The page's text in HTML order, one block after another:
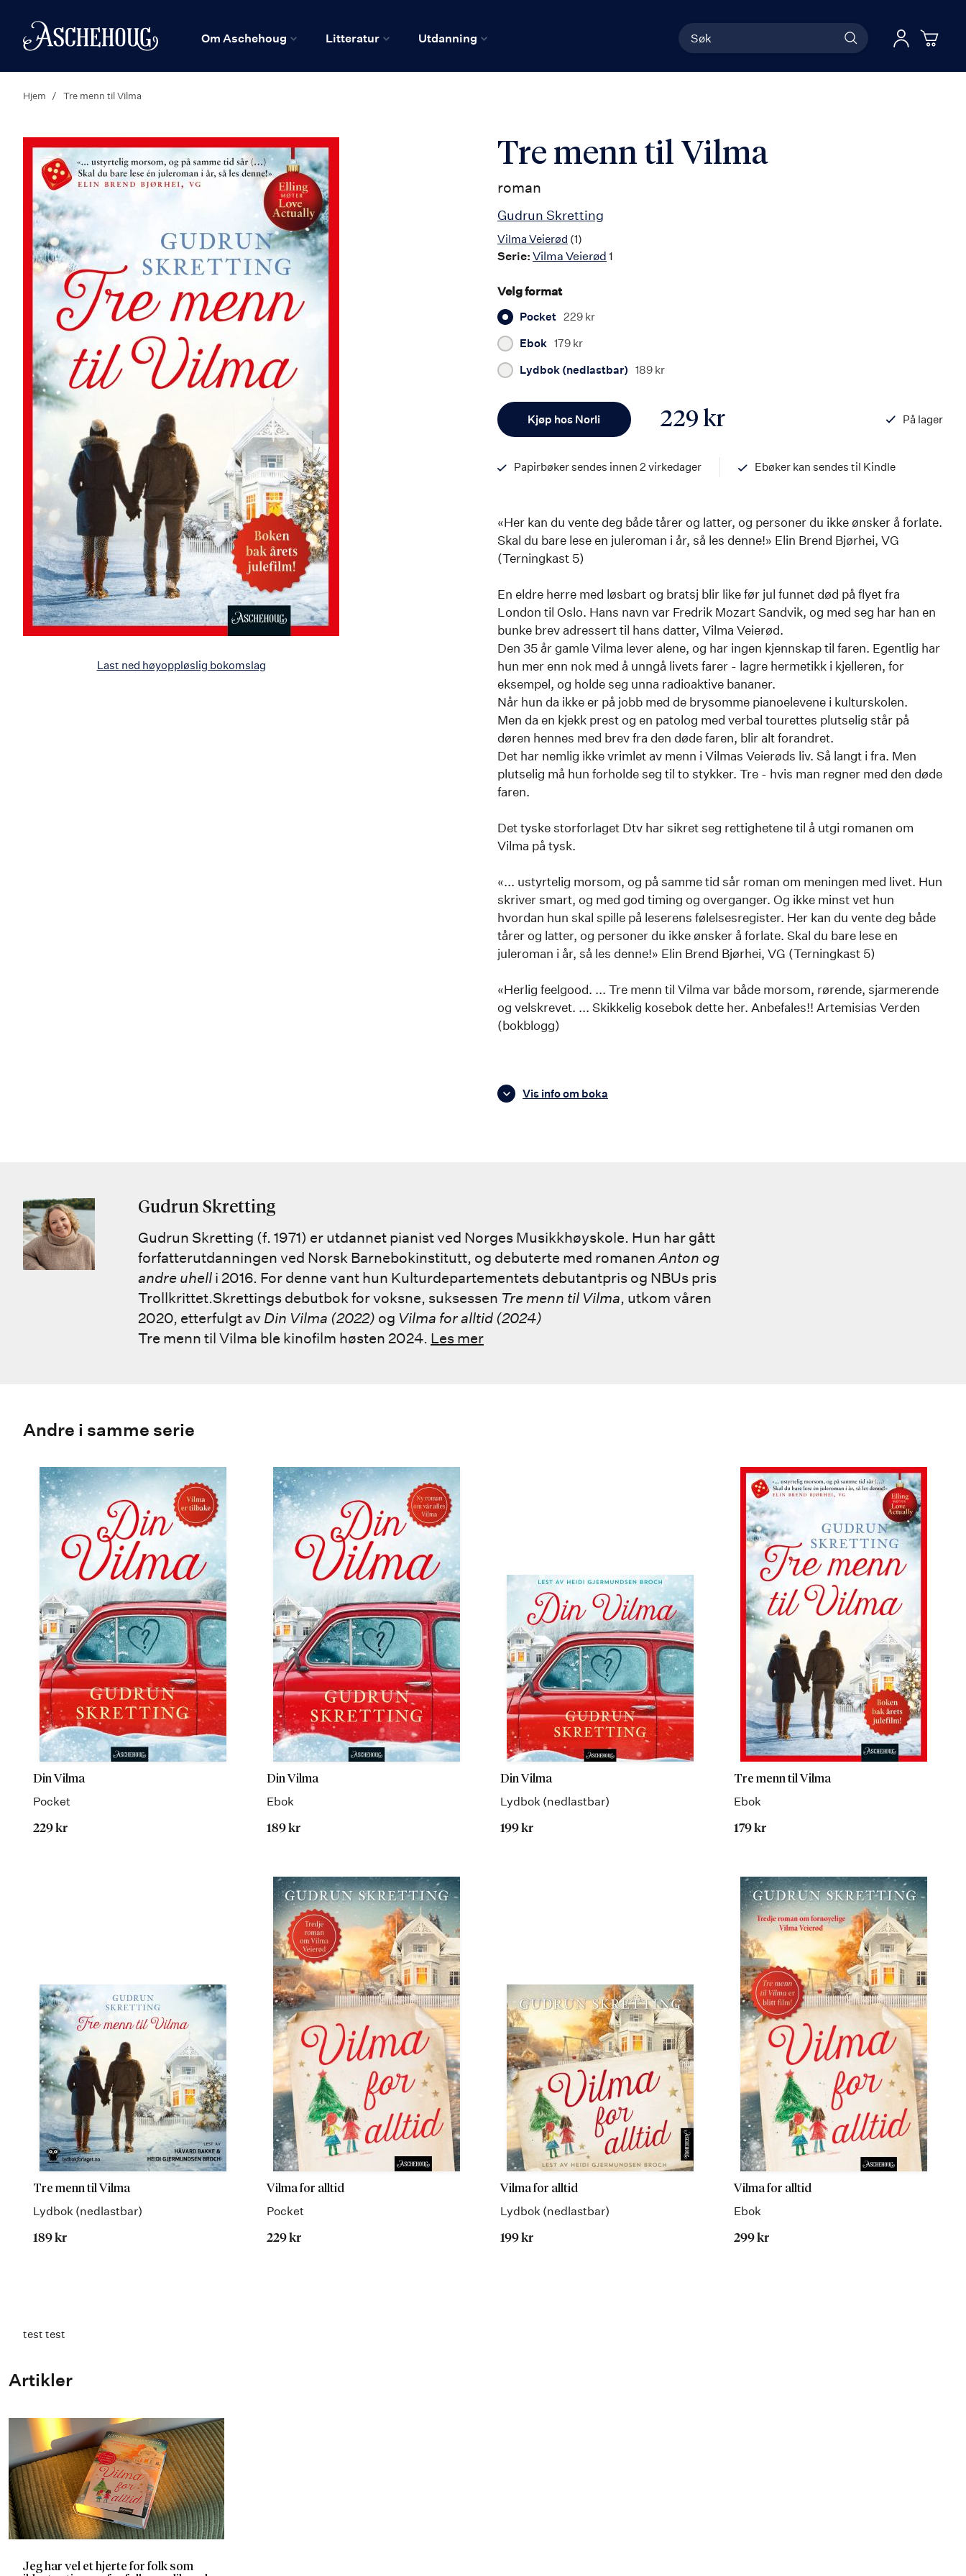
Hjem
Om Aschehoug Litteratur Utdanning
Søk Logg
Hjem Tre menn til Vilma
Last ned høyoppløslig bokomslag
Tre menn til Vilma
roman
Gudrun Skretting
Vilma Veierød (1)
Serie: Vilma Veierød 1
Velg format
Pocket 229 kr
Ebok 179 kr
Lydbok (nedlastbar) 189 kr
Kjøp hos Norli 229 kr
På lager
Papirbøker sendes innen 2 virkedager
Ebøker kan sendes til Kindle
«Her kan du vente deg både tårer og latter, og personer du ikke ønsker å forlate.
Skal du bare lese en juleroman i år, så les denne!» Elin Brend Bjørhei, VG
(Terningkast 5)
En eldre herre med løsbart og bratsj blir like før jul funnet død på flyet fra
London til Oslo. Hans navn var Fredrik Mozart Sandvik, og med seg har han en
bunke brev adressert til hans datter, Vilma Veierød.
Den 35 år gamle Vilma lever alene, og har ingen kjennskap til faren. Egentlig har
hun mer enn nok med å unngå livets farer - lagre hermetikk i kjelleren, for
eksempel, og holde seg unna radioaktive bananer.
Når hun da ikke er på jobb med de brysomme pianoelevene i kulturskolen.
Men da en kjekk prest og en patolog med verbal tourettes plutselig står på
døren hennes med brev fra den døde faren, blir alt forandret.
Det har nemlig ikke vrimlet av menn i Vilmas Veierøds liv. Så langt i fra. Men
plutselig må hun forholde seg til to stykker. Tre - hvis man regner med den døde
faren.
Det tyske storforlaget Dtv har sikret seg rettighetene til å utgi romanen om
Vilma på tysk.
«... ustyrtelig morsom, og på samme tid sår roman om meningen med livet. Hun
skriver smart, og med god timing og overganger. Og ikke minst vet hun
hvordan hun skal spille på leserens følelsesregister. Her kan du vente deg både
tårer og latter, og personer du ikke ønsker å forlate. Skal du bare lese en
juleroman i år, så les denne!» Elin Brend Bjørhei, VG (Terningkast 5)
«Herlig feelgood. ... Tre menn til Vilma var både morsom, rørende, sjarmerende
og velskrevet. ... Skikkelig kosebok dette her. Anbefales!! Artemisias Verden
(bokblogg)
Vis info om boka
Gudrun Skretting
Gudrun Skretting (f. 1971) er utdannet pianist ved Norges Musikkhøyskole. Hun har gått
forfatterutdanningen ved Norsk Barnebokinstitutt, og debuterte med romanenAnton og
andre uhell i 2016. For denne vant hun Kulturdepartementets debutantpris og NBUs pris
Trollkrittet.Skrettings debutbok for voksne, suksessen Tre menn til Vilma, utkom våren
2020, etterfulgt av Din Vilma (2022) og Vilma for alltid (2024)
Tre menn til Vilma ble kinofilm høsten 2024. Les mer
Andre i samme serie
Din Vilma
Pocket
229 kr
Din Vilma
Ebok
189 kr
Din Vilma
Lydbok (nedlastbar)
199 kr
Tre menn til Vilma
Ebok
179 kr
Tre menn til Vilma
Lydbok (nedlastbar)
189 kr
Vilma for alltid
Pocket
229 kr
Vilma for alltid
Lydbok (nedlastbar)
199 kr
Vilma for alltid
Ebok
299 kr
test test
Artikler
Jeg har vel et hjerte for folk som